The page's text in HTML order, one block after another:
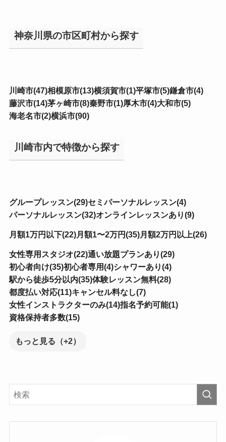
神奈川県の市区町村から探す
川崎市(47)相模原市(13)横須賀市(1)平塚市(5)鎌倉市(4)
藤沢市(14)茅ヶ崎市(8)秦野市(1)厚木市(4)大和市(5)
海老名市(2)横浜市(90)
川崎市内で特徴から探す
グループレッスン(29)セミパーソナルレッスン(4)
パーソナルレッスン(32)オンラインレッスンあり(9)
月額1万円以下(22)月額1〜2万円(35)月額2万円以上(26)
女性専用スタジオ(22)通い放題プランあり(29)
初心者向け(35)初心者専用(4)シャワーあり(4)
駅から徒歩5分以内(35)体験レッスン無料(28)
都度払い対応(11)キャンセル料なし(7)
女性インストラクターのみ(14)指名予約可能(1)
資格保持者多数(15)
もっと見る（+2）